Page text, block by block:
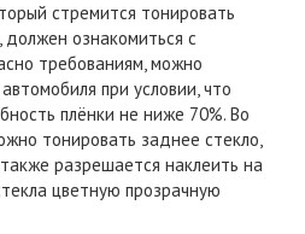
стремится тонировать
должен ознакомиться с
требованиям, можно
при условии, что
плёнки не ниже 70%. Во
тонировать заднее стекло,
разрешается наклеить на
цветную прозрачную